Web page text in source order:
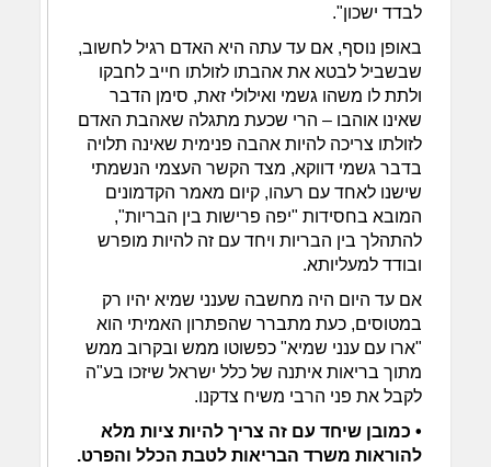
לבדד ישכון".
באופן נוסף, אם עד עתה היא האדם רגיל לחשוב,
שבשביל לבטא את אהבתו לזולתו חייב לחבקו
ולתת לו משהו גשמי ואילולי זאת, סימן הדבר
שאינו אוהבו – הרי שכעת מתגלה שאהבת האדם
לזולתו צריכה להיות אהבה פנימית שאינה תלויה
בדבר גשמי דווקא, מצד הקשר העצמי הנשמתי
שישנו לאחד עם רעהו, קיום מאמר הקדמונים
המובא בחסידות "יפה פרישות בין הבריות",
להתהלך בין הבריות ויחד עם זה להיות מופרש
ובודד למעליותא.
אם עד היום היה מחשבה שענני שמיא יהיו רק
במטוסים, כעת מתברר שהפתרון האמיתי הוא
"ארו עם ענני שמיא" כפשוטו ממש ובקרוב ממש
מתוך בריאות איתנה של כלל ישראל שיזכו בע"ה
לקבל את פני הרבי משיח צדקנו.
• כמובן שיחד עם זה צריך להיות ציות מלא
להוראות משרד הבריאות לטבת הכלל והפרט.